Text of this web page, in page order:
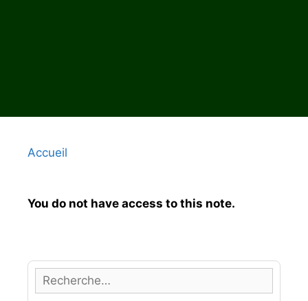
Accueil
You do not have access to this note.
e